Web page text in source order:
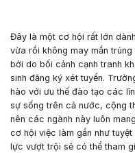
Đây là một cơ hội rất lớn
vừa rồi không may mắn
bởi do bối cảnh cạnh tranh
sinh đăng ký xét tuyển.
hào với ưu thế đào tạo các
sự sống trên cả nước, cộng
nên các ngành này luôn
cơ hội việc làm gần như
lực vượt trội sẽ có thể tham